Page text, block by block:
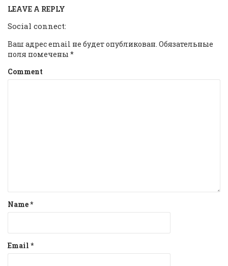
LEAVE A REPLY
Social connect:
Ваш адрес email не будет опубликован. Обязательные
поля помечены *
Comment
Name*
Email *